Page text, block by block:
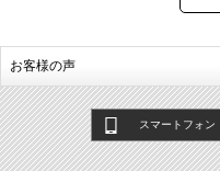
お客様の声
スマートフォン